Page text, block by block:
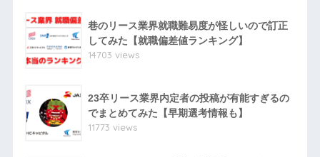
巷のリース業界就職難易度が怪しいので訂正
してみた【就職偏差値ランキング】
14703 views
23卒リース業界内定者の投稿が有能すぎるの
でまとめてみた【早期選考情報も】
11773 views